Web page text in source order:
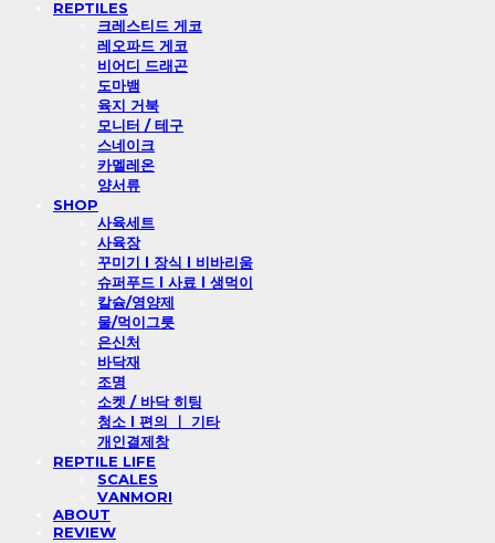
REPTILES
크레스티드 게코
레오파드 게코
비어디 드래곤
도마뱀
육지 거북
모니터 / 테구
스네이크
카멜레온
양서류
SHOP
사육세트
사육장
꾸미기 l 장식 l 비바리움
슈퍼푸드 l 사료 l 생먹이
칼슘/영양제
물/먹이그릇
은신처
바닥재
조명
소켓 / 바닥 히팅
청소 l 편의 ㅣ 기타
개인결제창
REPTILE LIFE
SCALES
VANMORI
ABOUT
REVIEW